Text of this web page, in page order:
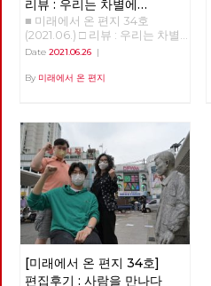
정치적 경계를 확인하고 그 경계
를 넘어서는 것이었으니, 국회
담장이야말로 노동자 민중이 넘
어야 할 가장 멀고 높은 경계였
다. 관악산에서 진달래꽃과 함
께 봄을 맞이한 후 안양천과 한
마침내 도봉산을 지나 출발지였
던 서울창포원에 도착했다. 서울
경계의 숲과 마을을 걸으며 사계
절을 다 보낸 셈이다. 지역 주민
들의 휴식을 위해서건 관광수익
을 위해서건 지자체마다 둘레길
조성 붐이 일고 있지만, 경계사
진이 걸었던 공간과 시간은 달랐
다. 23차 마지막 출사 역시 서울
둘레길이라는 경계를 벗어나, 이
재유 선생이 체포된 곳으로 추정
의 장이 되자면, 당원들의 많은
관심과 참여가 필요합니다. 같
은 날, 전국위원회는 22년 대선
과 지선에 대한 노동당의 기본방
세와 함께 당의 성장을 고려하면
지역정치를 강화한다는 목표 아
래 4대 기본방침을 채택했습니
다. 첫째, 2024년 총선까지 고
려하여 2022년 대선과 지선을
전략적으로 배치, 공약과 후보를
준비한다. 둘째, 사회주의 좌파
공동대응을 추진하며, 대선의 경
우 원탁회의를 통해 긍정적 논의
결과를 끌어내며, 제진보좌파 세
든 광역당부에서 지방선거 출마
를 준비하고, 그 결과로 지방의
는 물론이고 현재를 살아냈던 사
람들의 자취는 그들이 걸었던 길
과 함께 지워지곤 합니다. 복고
의 소비는, 그 시대를 이미 경험
한 세대에게는 향수와 그리움을,
그 시대를 처음 경험하는 세대에
에 지쳐 있는 현대인들은, 이미
지나간 과거를 소비하며 안정감
을 느낀답니다. 게다가 복고 문
화의 소비는 스마트폰으로 자신
의 삶을 전시하는 것이 일상화된
시대에 필요한 특별한 배경과 소
품을 마련해 줍니다. 100년 전
경성의 ‘모던보이’나 ‘모던걸’의
의상을 입고 ‘전차’를 타고 도착
한 ‘다방’에 앉아 ‘가베’를 마시는
‘경성레트로’도 그 중 하나입니
리뷰 : 우리는 차별에
찬성합니다
■ 미래에서 온 편지 34호
(2021.06.) □ 리뷰 : 우리는 차별
에 찬성합니다 김혜리 오찬호
(개마고원, 2013) "이렇게 다시
요... 어떻게 세상이 이렇게까지
됐는지, 참..." 이 대화는 소박한
자유인 후지이 모임에서 <우리
는 차별에 찬성합니다>를 읽고
토론하던 중, 휴식 시간에 모임
구성원인 박수영 동지와 나눈 것
이다. 이 책을 읽고 나서 가장 기
억에 남은 것은 책 내용보다도
위의 대화였다. 박수영 동지는
몇 번이고 미안하다고 말했다.
이상하고 괴상한 사회를 위로가
바꿀 순 없지만, 난 고마웠다. 늘
Date 2021.06.26 |
By 미래에서 온 편지
[미래에서 온 편지 34호]
편집후기 : 사람을 만나다